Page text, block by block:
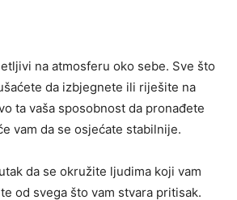
na atmosferu oko sebe. Sve što
da izbjegnete ili riješite na
ta vaša sposobnost da pronađete
vam da se osjećate stabilnije.
da se okružite ljudima koji vam
od svega što vam stvara pritisak.